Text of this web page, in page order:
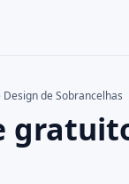
de Sobrancelhas